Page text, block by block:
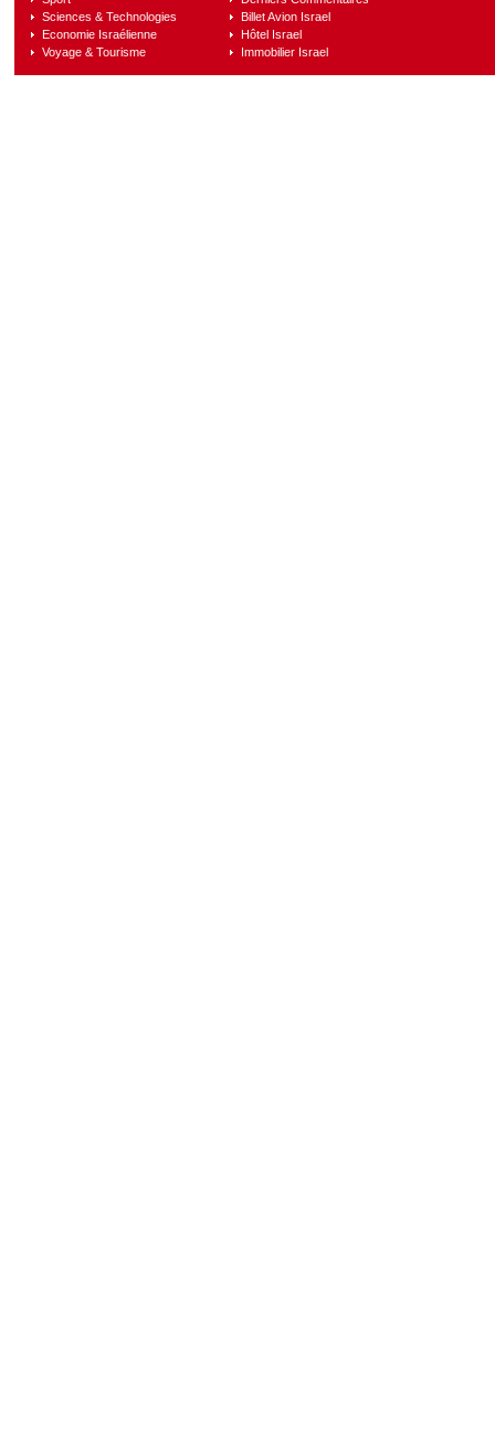
Sciences & Technologies
Economie Israélienne
Voyage & Tourisme
Billet Avion Israel
Hôtel Israel
Immobilier Israel